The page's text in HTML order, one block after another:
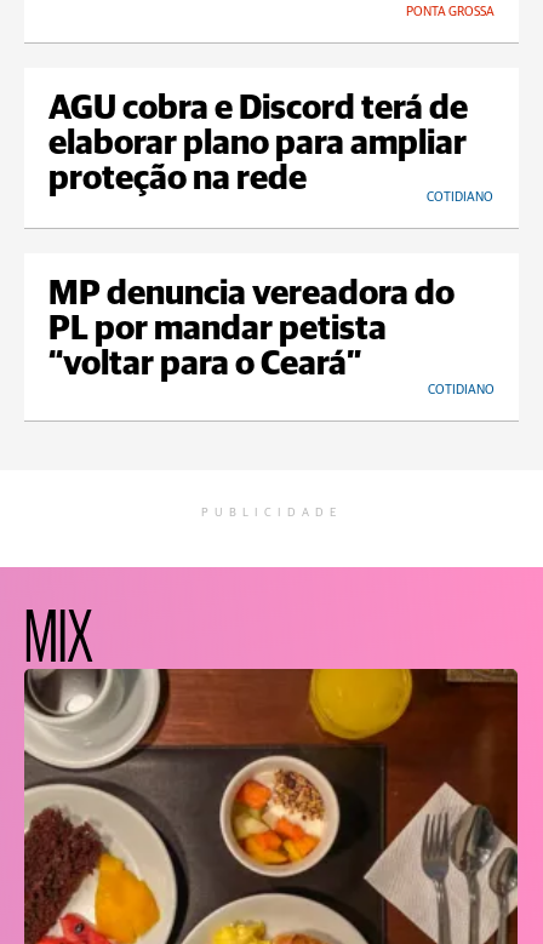
PONTA GROSSA
AGU cobra e Discord terá de
elaborar plano para ampliar
proteção na rede
COTIDIANO
MP denuncia vereadora do
PL por mandar petista
“voltar para o Ceará”
COTIDIANO
PUBLICIDADE
MIX